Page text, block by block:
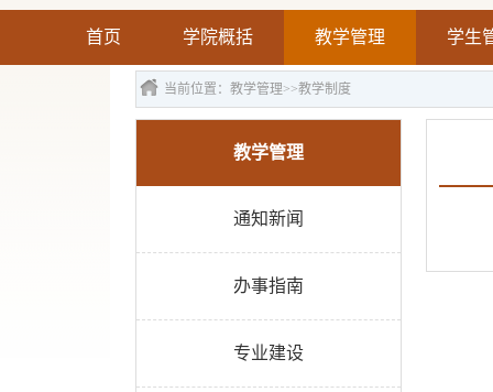
首页 学院概括 教学管理 学生
当前位置： 教学管理>>教学制度
教学管理
通知新闻
办事指南
专业建设